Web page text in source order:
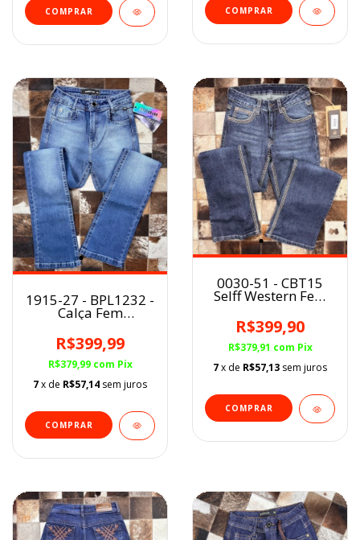
COMPRAR COMPRAR
1915-27 - BPL1232 -
Calça Fem
Buphallos BootCut
Básica
R$399,99
R$379,99 com Pix
7x de R$57,14 sem juros
COMPRAR
0030-51 - CBT15
Selff Western Fem
R$399,90
R$379,91 com Pix
7x de R$57,13 sem juros
COMPRAR